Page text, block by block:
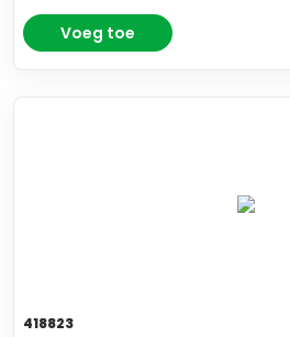
Voeg toe
418823